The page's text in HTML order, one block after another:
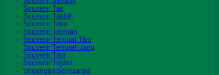
Souvenir Tas
Souvenir Tasbih
Souvenir Teko
Souvenir Telenan
Souvenir Tempat Tisu
Souvenir Tempat Uang
Souvenir Topi
Souvenir Toples
Undangan Semuanya